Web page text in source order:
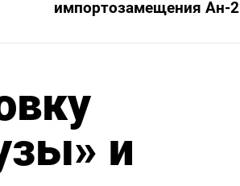
импортозамещения Ан-2
и